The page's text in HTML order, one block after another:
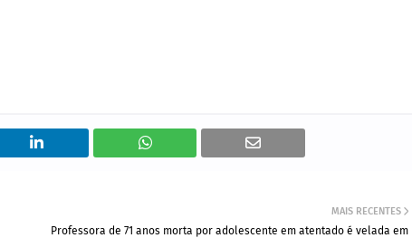
MAIS RECENTES
Professora de 71 anos morta por adolescente em atentado é velada em